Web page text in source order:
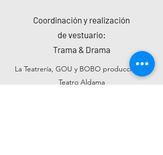
Coordinación y realización
de vestuario:
Trama & Drama
La Teatrería, GOU y BOBO producciones.
Teatro Aldama